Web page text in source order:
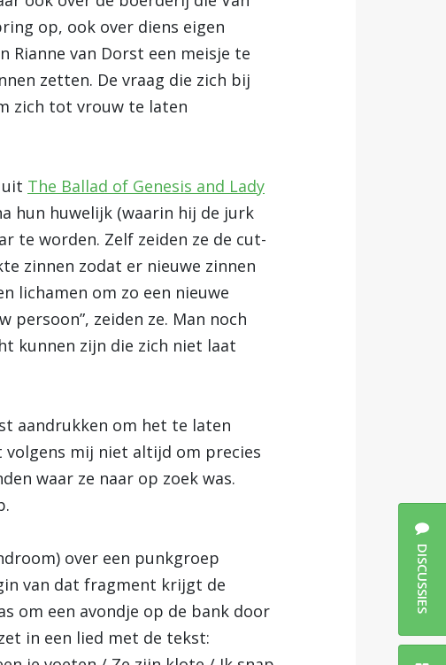
op, ook over diens eigen
van Dorst een meisje te
zetten. De vraag die zich bij
zich tot vrouw te laten
The Ballad of Genesis and Lady
hun huwelijk (waarin hij de jurk
te worden. Zelf zeiden ze de cut-
zinnen zodat er nieuwe zinnen
lichamen om zo een nieuwe
zeiden ze. Man noch
kunnen zijn die zich niet laat
aandrukken om het te laten
volgens mij niet altijd om precies
waar ze naar op zoek was.
over een punkgroep
van dat fragment krijgt de
om een avondje op de bank door
in een lied met de tekst:
DISCUSSIES